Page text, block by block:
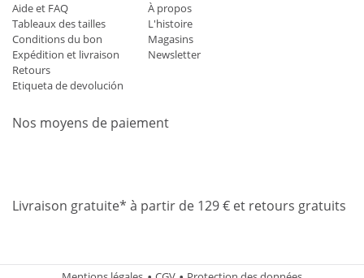
Aide et FAQ
Tableaux des tailles
Conditions du bon
Expédition et livraison
Retours
Etiqueta de devolución
À propos
L'histoire
Magasins
Newsletter
Nos moyens de paiement
Livraison gratuite* à partir de 129 € et retours gratuits